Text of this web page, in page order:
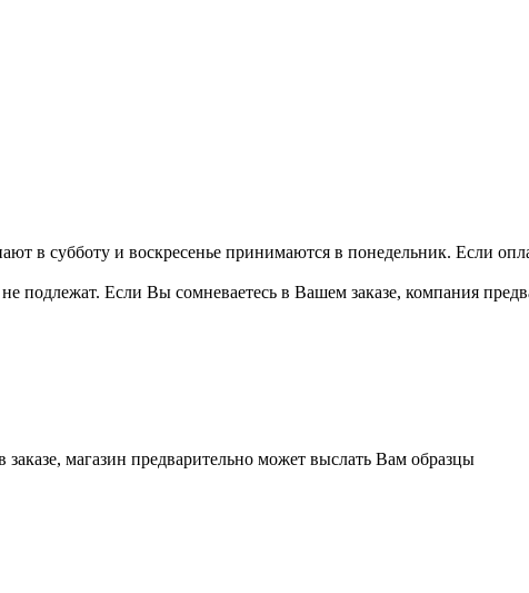
в субботу и воскресенье принимаются в понедельник. Если
подлежат. Если Вы сомневаетесь в Вашем заказе, компания
магазин предварительно может выслать Вам образцы